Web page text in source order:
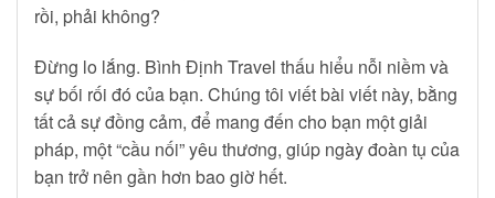
rồi, phải không?
Đừng lo lắng. Bình Định Travel thấu hiểu nỗi niềm và
sự bối rối đó của bạn. Chúng tôi viết bài viết này, bằng
tất cả sự đồng cảm, để mang đến cho bạn một giải
pháp, một “cầu nối” yêu thương, giúp ngày đoàn tụ của
bạn trở nên gần hơn bao giờ hết.